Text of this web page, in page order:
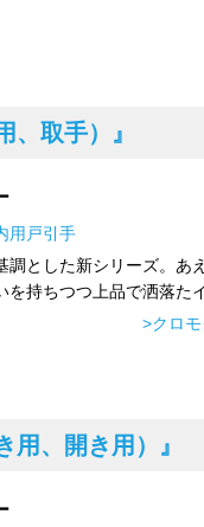
、取手）』
用戸引手
調とした新シリーズ。
を持ちつつ上品で洒落た
>クロ
用、開き用）』